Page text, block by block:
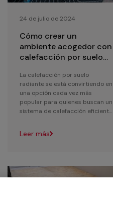
24 de julio de 2024
Cómo crear un
ambiente acogedor con
calefacción por suelo
La calefacción por suelo
radiante se está convirtiendo en
una opción cada vez más
popular para quienes buscan un
sistema de calefacción eficiente
Leer más